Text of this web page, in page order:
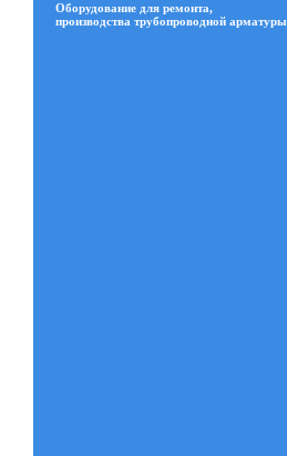
Оборудование для ремонта,
производства трубопроводной арматуры